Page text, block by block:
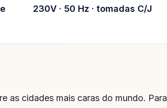
230V · 50 Hz · tomadas C/J
as cidades mais caras do mundo. Para